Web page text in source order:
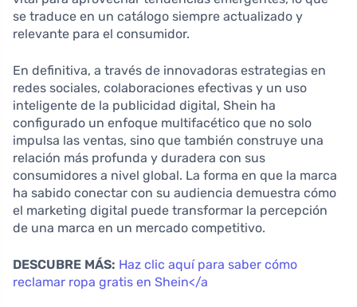
se traduce en un catálogo siempre actualizado y
relevante para el consumidor.
En definitiva, a través de innovadoras estrategias en
redes sociales, colaboraciones efectivas y un uso
inteligente de la publicidad digital, Shein ha
configurado un enfoque multifacético que no solo
impulsa las ventas, sino que también construye una
relación más profunda y duradera con sus
consumidores a nivel global. La forma en que la marca
ha sabido conectar con su audiencia demuestra cómo
el marketing digital puede transformar la percepción
de una marca en un mercado competitivo.
DESCUBRE MÁS: Haz clic aquí para saber cómo
reclamar ropa gratis en Shein</a